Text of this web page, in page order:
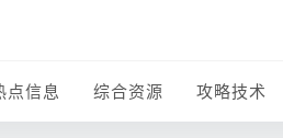
点信息 综合资源 攻略技术